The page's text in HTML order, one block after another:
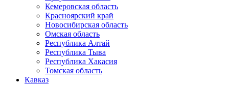
Кемеровская область
Красноярский край
Новосибирская область
Омская область
Республика Алтай
Республика Тыва
Республика Хакасия
Томская область
Кавказ